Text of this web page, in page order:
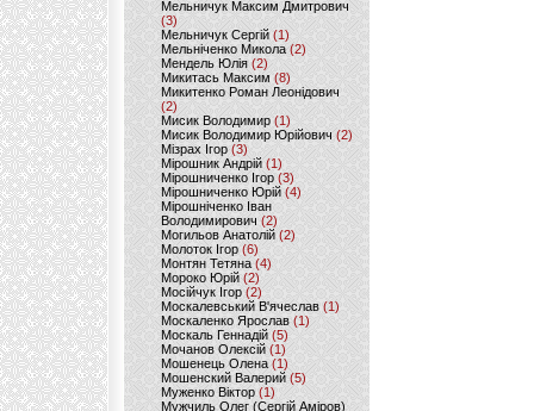
Мельничук Максим Дмитрович
(3)
Мельничук Сергій (1)
Мельніченко Микола (2)
Мендель Юлія (2)
Микитась Максим (8)
Микитенко Роман Леонідович
(2)
Мисик Володимир (1)
Мисик Володимир Юрійович(2)
Мізрах Ігор(3)
Мірошник Андрій(1)
Мірошниченко Ігор (3)
Мірошниченко Юрій(4)
Мірошніченко Іван
Володимирович (2)
Могильов Анатолій (2)
Молоток Ігор (6)
Монтян Тетяна (4)
Мороко Юрій(2)
Мосійчук Ігор (2)
Москалевський В'ячеслав (1)
Москаленко Ярослав (1)
Москаль Геннадій (5)
Мочанов Олексій(1)
Мошенець Олена(1)
Мошенский Валерий (5)
Муженко Віктор (1)
Мужчиль Олег (Сергій Аміров)